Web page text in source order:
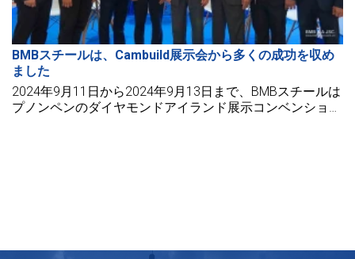
BMBスチールは、Cambuild展示会から多くの成功を収め
ました
2024年9月11日から2024年9月13日まで、BMBスチールは
プノンペンのダイヤモンドアイランド展示コンベンション